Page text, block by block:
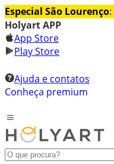
Especial São Lourenço:
Holyart APP
App Store
Play Store
Ajuda e contatos
Conheça premium